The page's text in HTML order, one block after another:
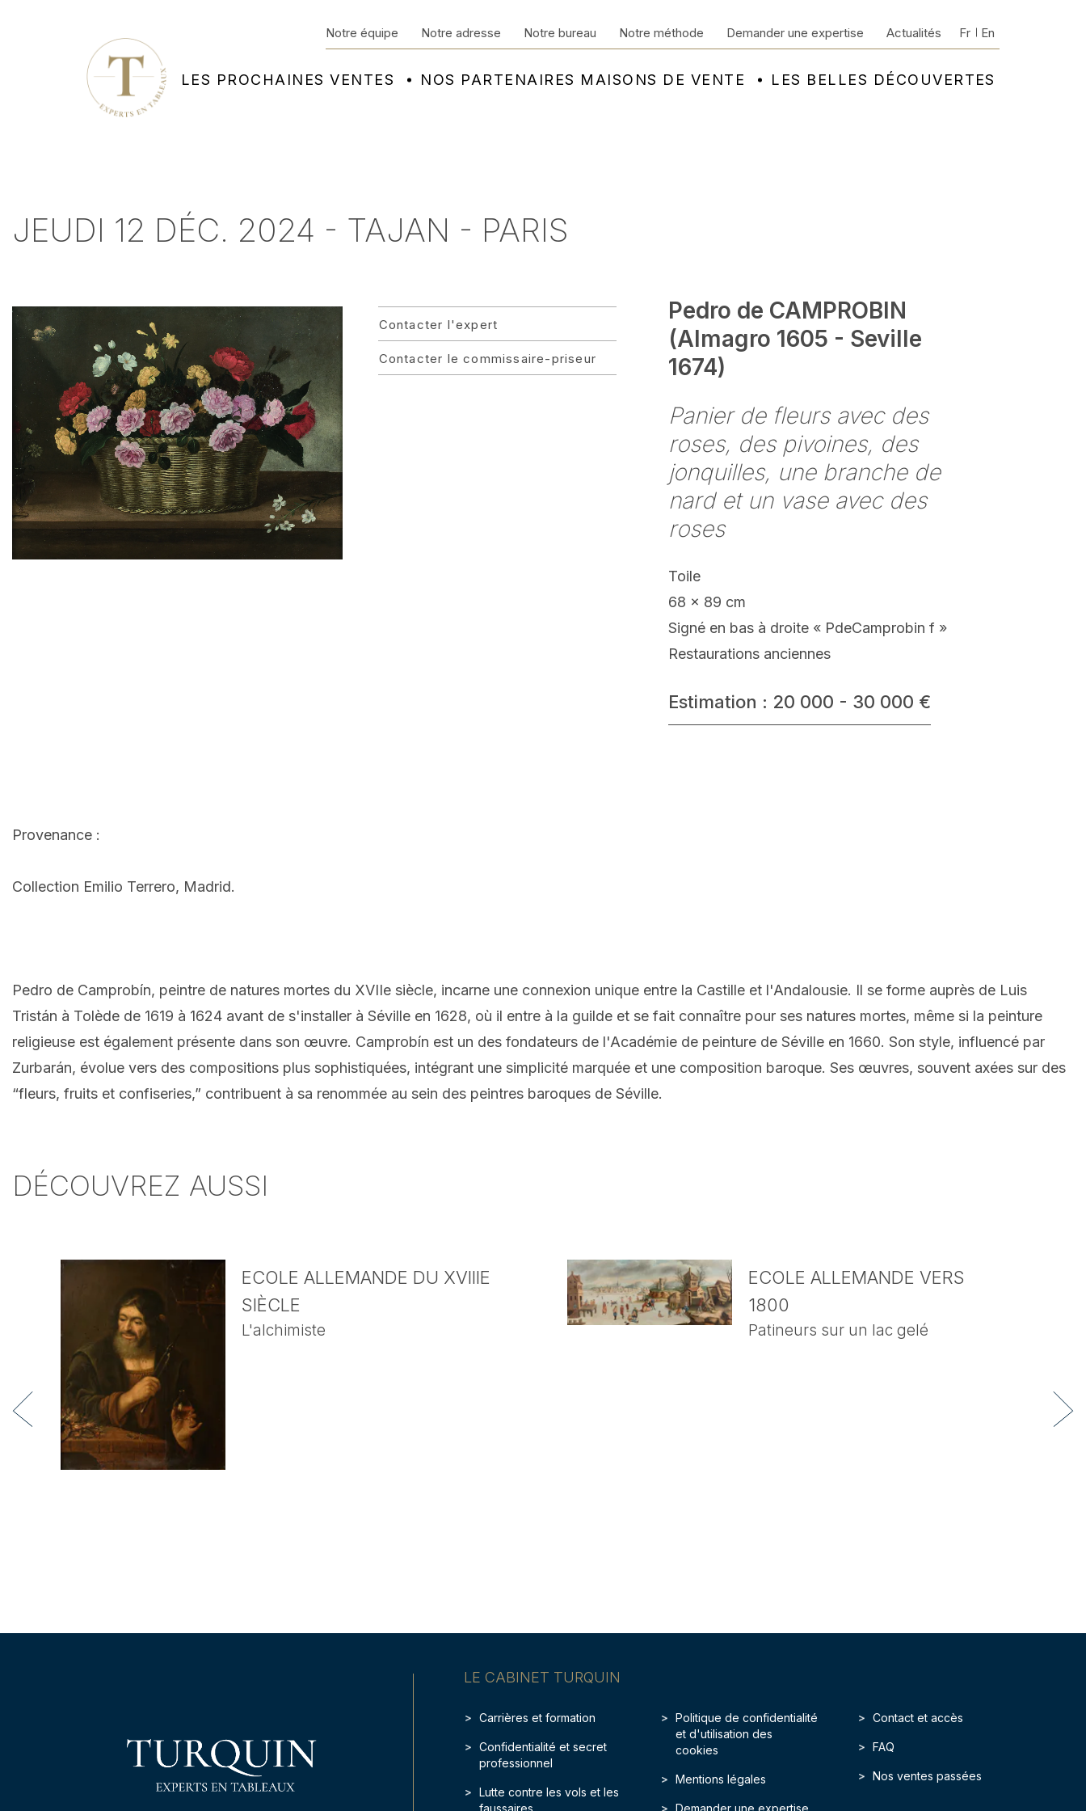
LES PROCHAINES VENTES NOS PARTENAIRES MAISONS DE VENTE LES BELLES DÉCOUVERTES
Notre équipe Notre adresse Notre bureau Notre méthode Demander une expertise Actualités Fr En
JEUDI 12 DÉC. 2024 - TAJAN - PARIS
Contacter l'expert
Contacter le commissaire-priseur
Pedro de CAMPROBIN
(Almagro 1605 - Seville
1674)
Panier de fleurs avec des
roses, des pivoines, des
jonquilles, une branche de
nard et un vase avec des
roses
Toile
68 x 89 cm
Signé en bas à droite « PdeCamprobin f »
Restaurations anciennes
Estimation : 20 000 - 30 000 €
Provenance :
Collection Emilio Terrero, Madrid.
Pedro de Camprobín, peintre de natures mortes du XVIIe siècle, incarne une connexion unique entre la Castille et l'Andalousie. Il se forme auprès de Luis
Tristán à Tolède de 1619 à 1624 avant de s'installer à Séville en 1628, où il entre à la guilde et se fait connaître pour ses natures mortes, même si la peinture
religieuse est également présente dans son œuvre. Camprobín est un des fondateurs de l'Académie de peinture de Séville en 1660. Son style, influencé par
Zurbarán, évolue vers des compositions plus sophistiquées, intégrant une simplicité marquée et une composition baroque. Ses œuvres, souvent axées sur des
“fleurs, fruits et confiseries,” contribuent à sa renommée au sein des peintres baroques de Séville.
DÉCOUVREZ AUSSI
ECOLE ALLEMANDE DU XVIIIE
SIÈCLE
L'alchimiste
ECOLE ALLEMANDE VERS
1800
Patineurs sur un lac gelé
LE CABINET TURQUIN
Carrières et formation
Confidentialité et secret
professionnel
Lutte contre les vols et les
faussaires
Politique de confidentialité
et d'utilisation des
cookies
Mentions légales
Demander une expertise
Contact et accès
FAQ
Nos ventes passées